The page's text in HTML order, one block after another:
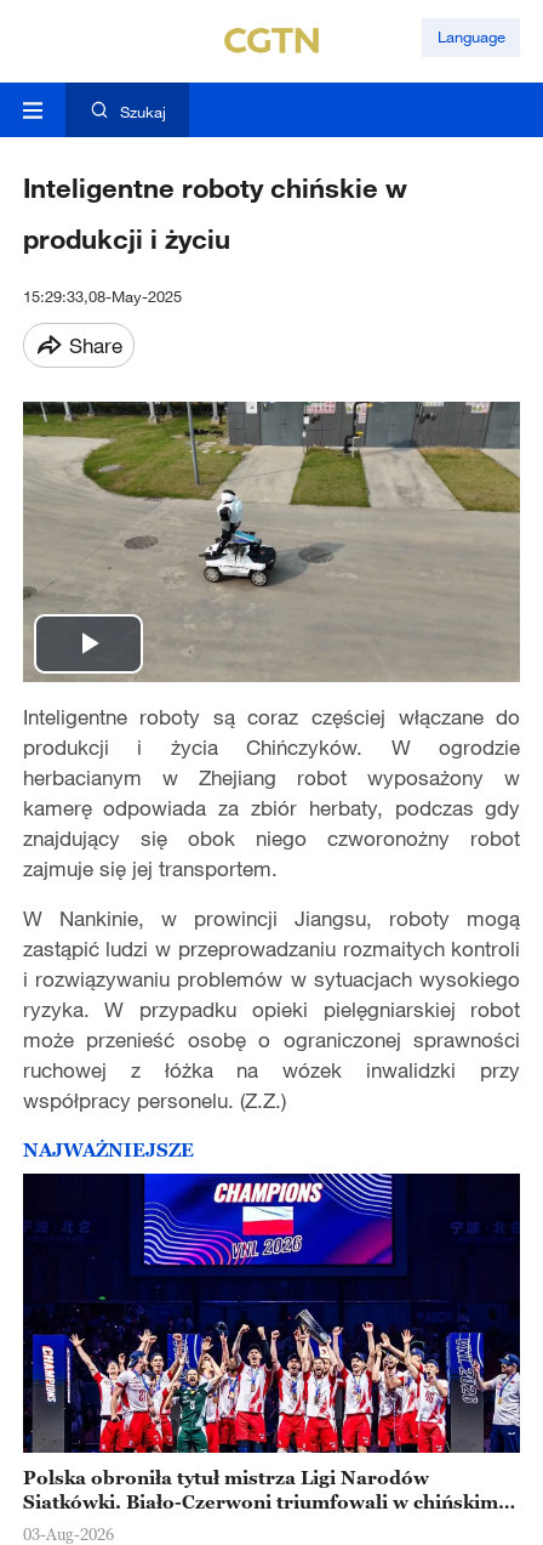
Language
Szukaj
Inteligentne roboty chińskie w
produkcji i życiu
15:29:33,08-May-2025
Share
Play
Video
Inteligentne roboty są coraz częściej włączane do
produkcji i życia Chińczyków. W ogrodzie
herbacianym w Zhejiang robot wyposażony w
kamerę odpowiada za zbiór herbaty, podczas gdy
znajdujący się obok niego czworonożny robot
zajmuje się jej transportem.
W Nankinie, w prowincji Jiangsu, roboty mogą
zastąpić ludzi w przeprowadzaniu rozmaitych kontroli
i rozwiązywaniu problemów w sytuacjach wysokiego
ryzyka. W przypadku opieki pielęgniarskiej robot
może przenieść osobę o ograniczonej sprawności
ruchowej z łóżka na wózek inwalidzki przy
współpracy personelu. (Z.Z.)
NAJWAŻNIEJSZE
Polska obroniła tytuł mistrza Ligi Narodów
Siatkówki. Biało-Czerwoni triumfowali w chińskim
Ningbo
03-Aug-2026